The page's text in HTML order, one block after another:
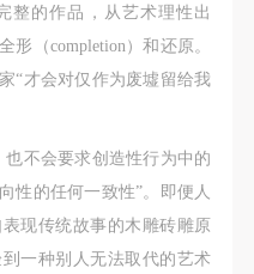
整的作品，从艺术理性出
（completion）和还原。
“才会对仅作为废墟留给我
不会要求创造性行为中的
性的任何一致性”。即便人
现传统故事的木雕砖雕原
一种别人无法取代的艺术